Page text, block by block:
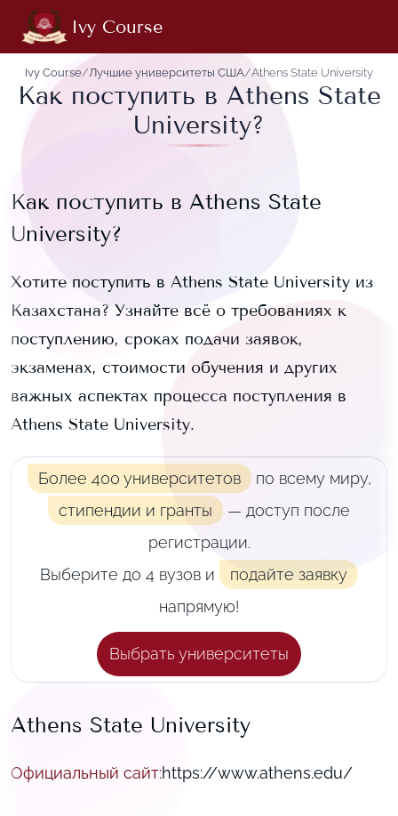
Ivy Course
Ivy Course/Лучшие университеты США/Athens State University
Как поступить в Athens State
University?
Как поступить в Athens State
University?
Хотите поступить в Athens State University из
Казахстана? Узнайте всё о требованиях к
поступлению, сроках подачи заявок,
экзаменах, стоимости обучения и других
важных аспектах процесса поступления в
Athens State University.
Более 400 университетов по всему миру,
стипендии и гранты
— доступ после
регистрации.
Выберите до 4 вузов и
подайте заявку
напрямую!
Выбрать университеты
Athens State University
Официальный сайт:https://www.athens.edu/